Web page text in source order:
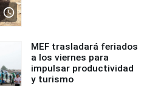
access_time
MEF trasladará feriados
a los viernes para
impulsar productividad
y turismo